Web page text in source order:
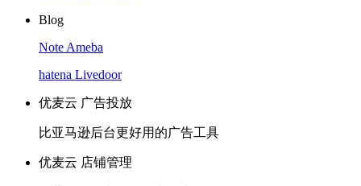
Blog
Note Ameba
hatena Livedoor
优麦云 广告投放
比亚马逊后台更好用的广告工具
优麦云 店铺管理